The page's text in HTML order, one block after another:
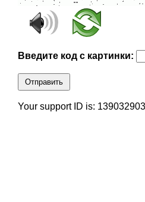
Введите код с картинки:
Отправить
Your support ID is: